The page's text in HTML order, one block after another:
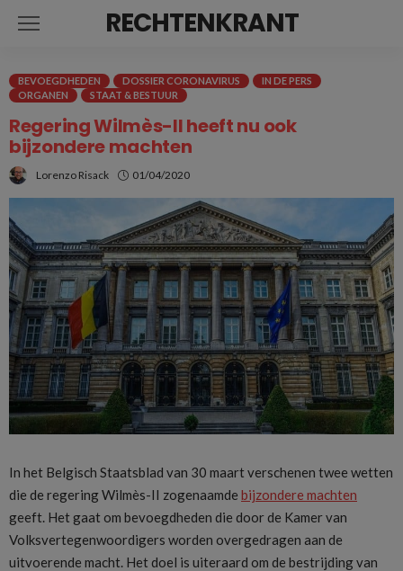
RECHTENKRANT
BEVOEGDHEDEN DOSSIER CORONAVIRUS
IN DE PERS
ORGANEN
STAAT & BESTUUR
Regering Wilmès-II heeft nu ook
bijzondere machten
Lorenzo Risack 01/04/2020
In het Belgisch Staatsblad van 30 maart verschenen twee wetten
die de regering Wilmès-II zogenaamde bijzondere machten
geeft. Het gaat om bevoegdheden die door de Kamer van
Volksvertegenwoordigers worden overgedragen aan de
uitvoerende macht. Het doel is uiteraard om de bestrijding van